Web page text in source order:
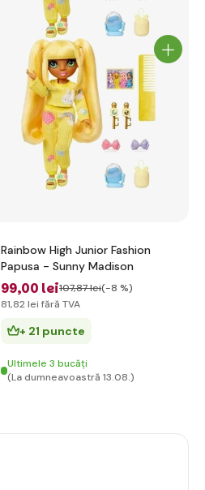
Rainbow High Junior Fashion
Papusa - Sunny Madison
99,00 lei107,87 lei(-8 %)
81,82 lei fără TVA
+ 21 puncte
Ultimele 3 bucăți
(La dumneavoastră 13.08.)